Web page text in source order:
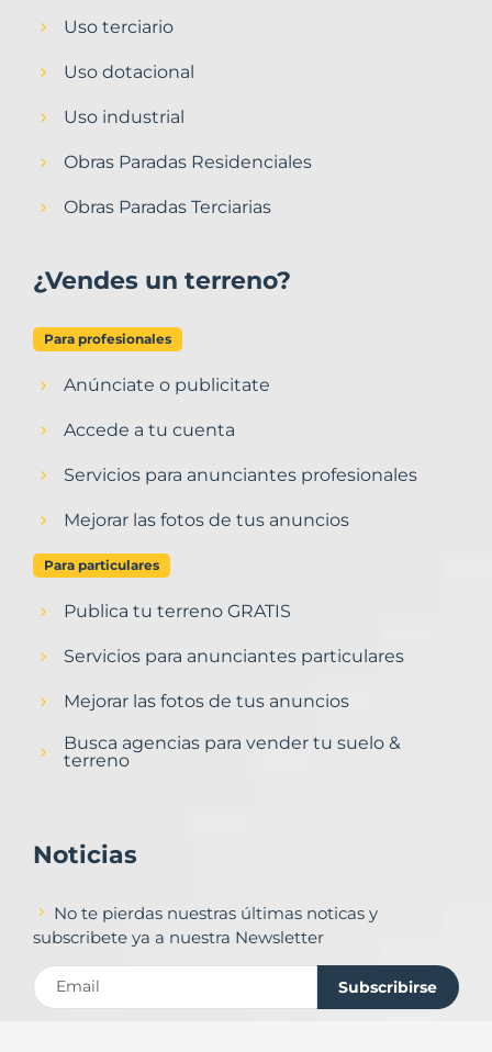
Uso terciario
Uso dotacional
Uso industrial
Obras Paradas Residenciales
Obras Paradas Terciarias
¿Vendes un terreno?
Para profesionales
Anúnciate o publicitate
Accede a tu cuenta
Servicios para anunciantes profesionales
Mejorar las fotos de tus anuncios
Para particulares
Publica tu terreno GRATIS
Servicios para anunciantes particulares
Mejorar las fotos de tus anuncios
Busca agencias para vender tu suelo &
terreno
Noticias
No te pierdas nuestras últimas noticas y
subscribete ya a nuestra Newsletter
Subscribirse